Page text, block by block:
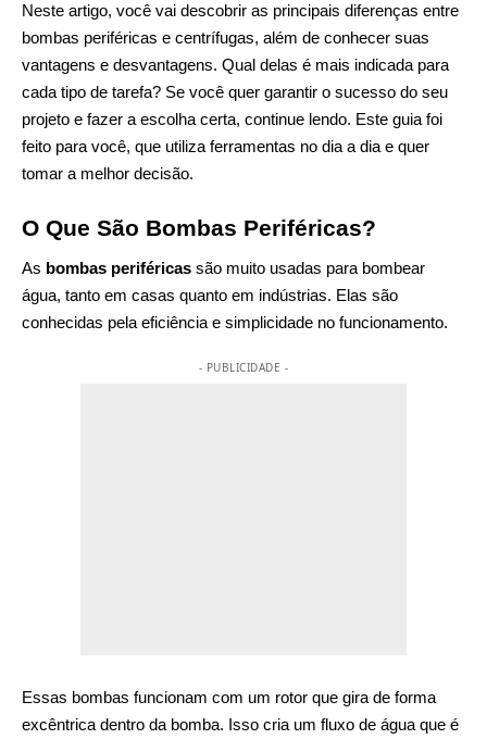
Neste artigo, você vai descobrir as principais diferenças entre
bombas periféricas e centrífugas, além de conhecer suas
vantagens e desvantagens. Qual delas é mais indicada para
cada tipo de tarefa? Se você quer garantir o sucesso do seu
projeto e fazer a escolha certa, continue lendo. Este guia foi
feito para você, que utiliza ferramentas no dia a dia e quer
tomar a melhor decisão.
O Que São Bombas Periféricas?
As bombas periféricas são muito usadas para bombear
água, tanto em casas quanto em indústrias. Elas são
conhecidas pela eficiência e simplicidade no funcionamento.
- PUBLICIDADE -
Essas bombas funcionam com um rotor que gira de forma
excêntrica dentro da bomba. Isso cria um fluxo de água que é